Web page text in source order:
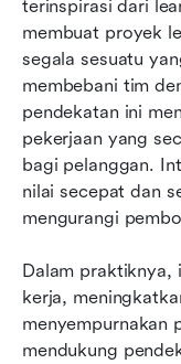
terinspirasi dari
membuat proyek
segala sesuatu
membebani tim
pendekatan ini
pekerjaan yang
bagi pelanggan.
nilai secepat dan
mengurangi
Dalam praktiknya,
kerja,
menyempurnakan
mendukung